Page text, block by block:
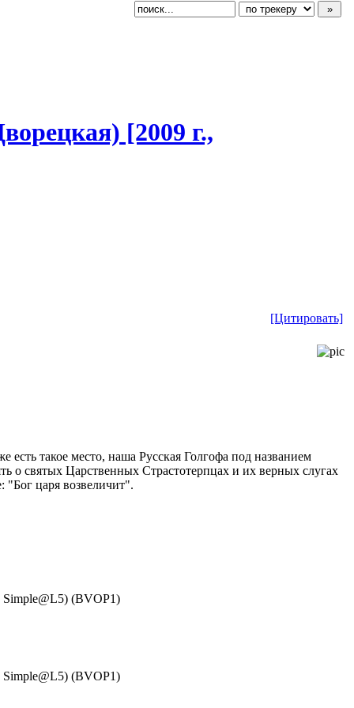
[2009 г.,
[Цитировать]
такое место, наша Русская Голгофа под названием
о святых Царственных Страстотерпцах и их верных слугах
"Бог царя возвеличит".
(BVOP1)
(BVOP1)